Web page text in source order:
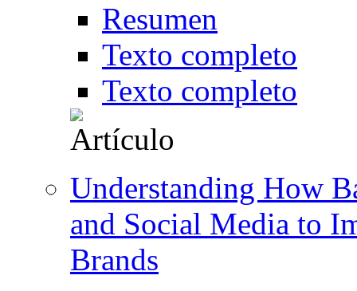
Resumen
Texto completo
Texto completo
Understanding How
and Social Media to
Brands